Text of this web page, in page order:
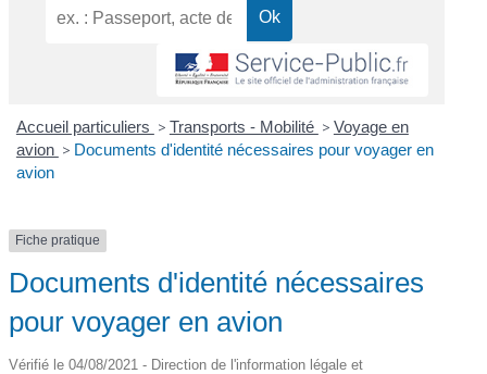
Accueil particuliers > Transports - Mobilité > Voyage en
avion > Documents d'identité nécessaires pour voyager en
avion
Fiche pratique
Documents d'identité nécessaires
pour voyager en avion
Vérifié le 04/08/2021 - Direction de l'information légale et